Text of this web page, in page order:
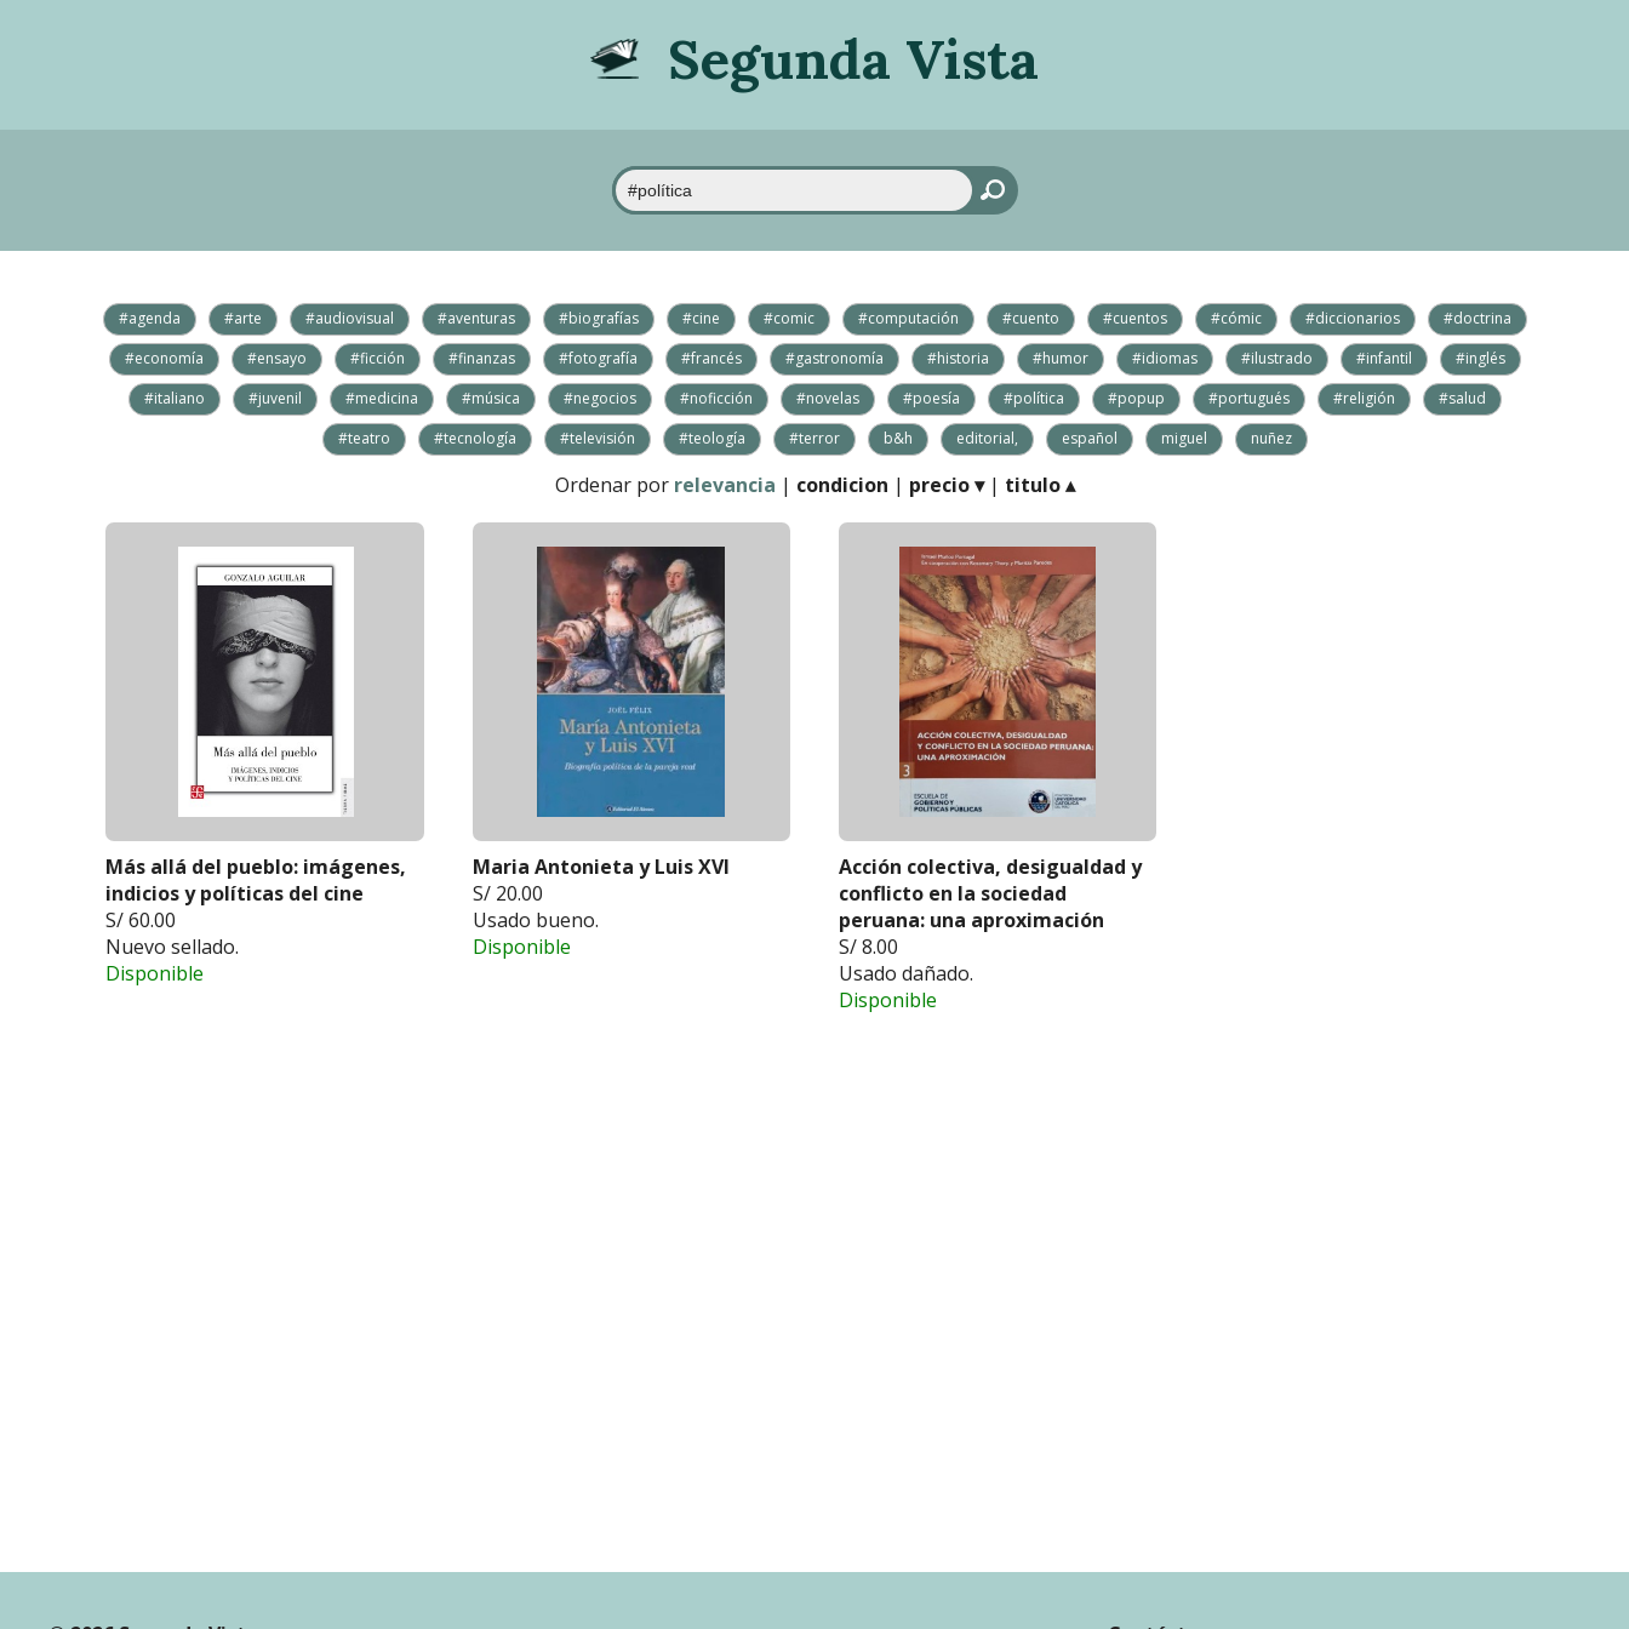
Segunda Vista
#agenda #arte #audiovisual #aventuras #biografías #cine #comic #computación #cuento #cuentos #cómic #diccionarios
#doctrina
#economía
#ensayo #ficción #finanzas #fotografía #francés #gastronomía #historia #humor #idiomas #ilustrado #infantil
#inglés
#italiano
#juvenil #medicina #música #negocios #noficción #novelas #poesía #política #popup #portugués #religión
#salud
#teatro
#tecnología #televisión #teología #terror b&h editorial, español miguel nuñez
Ordenar por relevancia | condicion | precio ▾| titulo ▴
Más allá del pueblo: imágenes,
indicios y políticas del cine
S/ 60.00
Nuevo sellado.
Disponible
Maria Antonieta y Luis XVI
S/ 20.00
Usado bueno.
Disponible
Acción colectiva, desigualdad y
conflicto en la sociedad
peruana: una aproximación
S/ 8.00
Usado dañado.
Disponible